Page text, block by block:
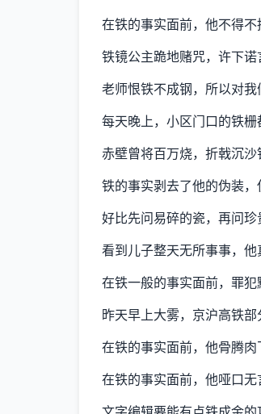
在铁的事实面前，他不得不
铁镜公主跪地赌咒，许下诺
老师恨铁不成钢，所以对我
每天晚上，小区门口的铁栅
赤壁曾将百万烧，折戟沉沙
铁的事实剥去了他的伪装，
好比先问易碎的瓷，再问珍
看到儿子整天无所事事，他
在铁一般的事实面前，罪犯
昨天早上大雾，京沪高铁部
在铁的事实面前，他骨腾肉
在铁的事实面前，他哑口无